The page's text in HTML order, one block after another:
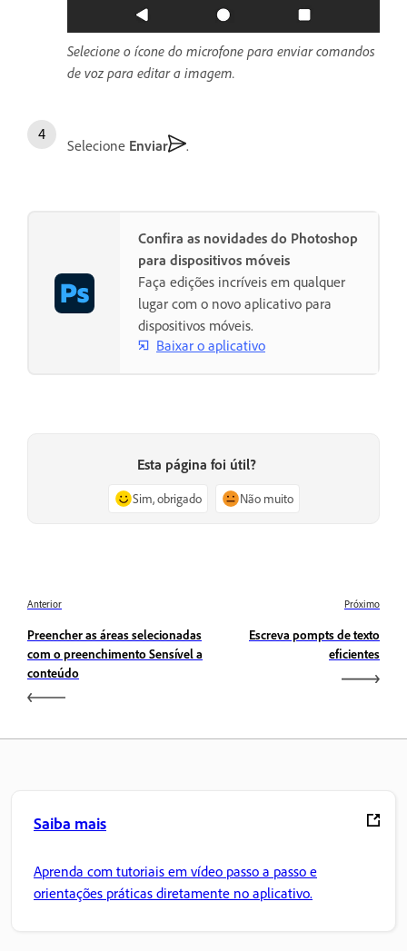
Selecione o ícone do microfone para enviar comandos
de voz para editar a imagem.
Selecione Enviar .
Confira as novidades do Photoshop
para dispositivos móveis
Faça edições incríveis em qualquer
lugar com o novo aplicativo para
dispositivos móveis.
Baixar o aplicativo
Esta página foi útil?
Sim, obrigado Não muito
Anterior
Preencher as áreas selecionadas
com o preenchimento Sensível a
conteúdo
Próximo
Escreva pompts de texto
eficientes
Saiba mais
Aprenda com tutoriais em vídeo passo a passo e
orientações práticas diretamente no aplicativo.